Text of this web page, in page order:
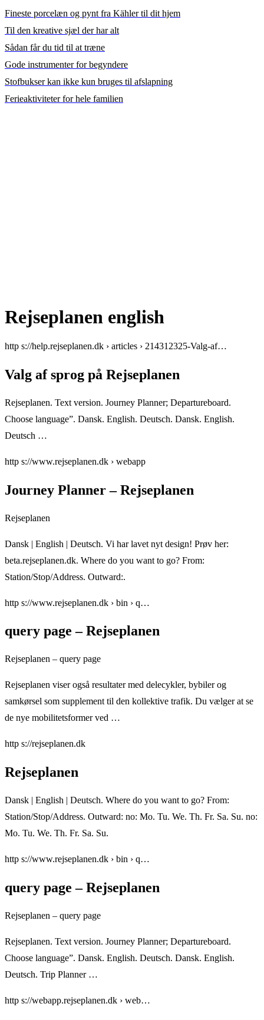
Fineste porcelæn og pynt fra Kähler til dit hjem
Til den kreative sjæl der har alt
Sådan får du tid til at træne
Gode instrumenter for begyndere
Stofbukser kan ikke kun bruges til afslapning
Ferieaktiviteter for hele familien
Rejseplanen english
http s://help.rejseplanen.dk › articles › 214312325-Valg-af…
Valg af sprog på Rejseplanen
Rejseplanen. Text version. Journey Planner; Departureboard.
Choose language”. Dansk. English. Deutsch. Dansk. English.
Deutsch …
http s://www.rejseplanen.dk › webapp
Journey Planner – Rejseplanen
Rejseplanen
Dansk | English | Deutsch. Vi har lavet nyt design! Prøv her:
beta.rejseplanen.dk. Where do you want to go? From:
Station/Stop/Address. Outward:.
http s://www.rejseplanen.dk › bin › q…
query page – Rejseplanen
Rejseplanen – query page
Rejseplanen viser også resultater med delecykler, bybiler og
samkørsel som supplement til den kollektive trafik. Du vælger at se
de nye mobilitetsformer ved …
http s://rejseplanen.dk
Rejseplanen
Dansk | English | Deutsch. Where do you want to go? From:
Station/Stop/Address. Outward: no: Mo. Tu. We. Th. Fr. Sa. Su. no:
Mo. Tu. We. Th. Fr. Sa. Su.
http s://www.rejseplanen.dk › bin › q…
query page – Rejseplanen
Rejseplanen – query page
Rejseplanen. Text version. Journey Planner; Departureboard.
Choose language”. Dansk. English. Deutsch. Dansk. English.
Deutsch. Trip Planner …
http s://webapp.rejseplanen.dk › web…